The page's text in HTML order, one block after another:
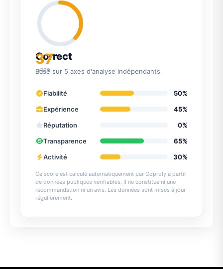
37
/100
Correct
Basé sur 5 axes d'analyse indépendants
Fiabilité
50%
Expérience
45%
Réputation
0%
Transparence
65%
Activité
30%
Ce score est calculé automatiquement par Coproly à partir
de données publiques vérifiables. Il ne constitue ni une
recommandation ni un avis. Les données sont mises à jour
régulièrement.